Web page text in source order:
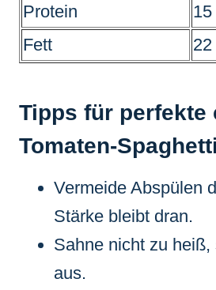
Protein
15
Fett
22
Tipps für perfekte
Tomaten-Spaghetti
Vermeide Abspülen
Stärke bleibt dran.
Sahne nicht zu
aus.